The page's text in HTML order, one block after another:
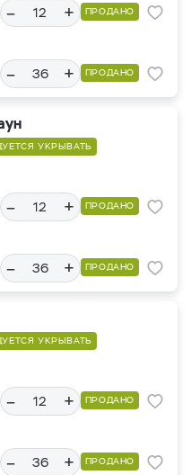
– + ПРОДАНО
– + ПРОДАНО
УКРЫВАТЬ
– + ПРОДАНО
– + ПРОДАНО
УКРЫВАТЬ
– + ПРОДАНО
– + ПРОДАНО